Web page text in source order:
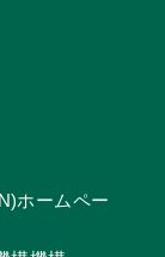
ホームペー